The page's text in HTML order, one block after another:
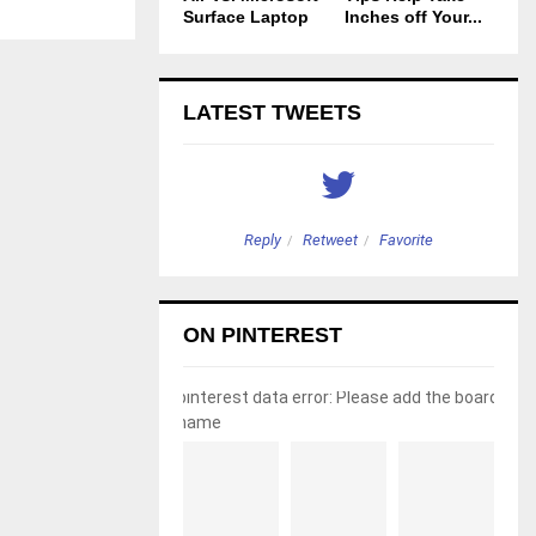
Surface Laptop
Inches off Your...
LATEST TWEETS
Reply Retweet Favorite
ON PINTEREST
pinterest data error: Please add the board
name